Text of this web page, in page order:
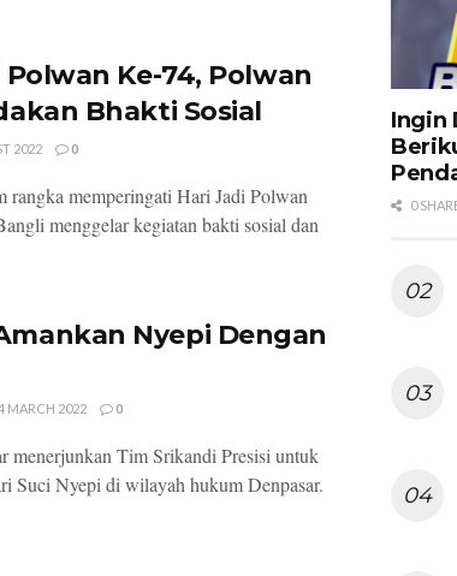
Ke-74, Polwan
Bhakti Sosial
2022 0
memperingati Hari Jadi Polwan
menggelar kegiatan bakti sosial dan
Nyepi Dengan
MARCH 2022 0
menerjunkan Tim Srikandi Presisi untuk
Suci Nyepi di wilayah hukum Denpasar.
Ingin
0